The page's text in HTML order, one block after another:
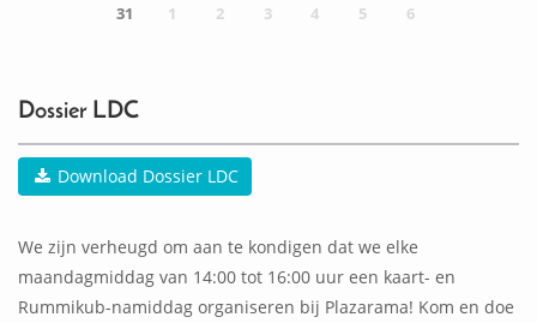
31
1 2 3 4 5 6
Dossier LDC
Download Dossier LDC
We zijn verheugd om aan te kondigen dat we elke
maandagmiddag van 14:00 tot 16:00 uur een kaart- en
Rummikub-namiddag organiseren bij Plazarama! Kom en doe